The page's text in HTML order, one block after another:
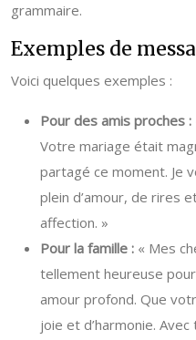
grammaire.
Exemples de
Voici quelques exemples :
Pour des amis proches :
Votre mariage était
partagé ce moment. Je
plein d’amour, de rires
affection. »
Pour la famille : « Mes
tellement heureuse
amour profond. Que
joie et d’harmonie.